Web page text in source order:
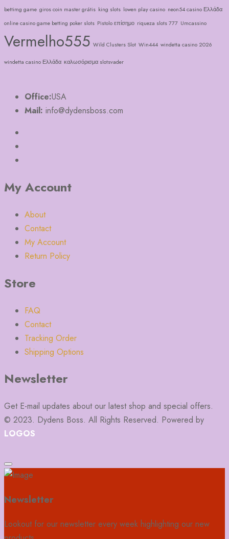
bettimg game giros coin master grátis king slots lowen play casino neon54 casino Ελλάδα
online casino game betting poker slots Pistolo επίσημο riqueza slots 777 Umcassino
Vermelho555 Wild Clusters Slot Win444 windetta casino 2026
windetta casino Ελλάδα καλωσόρισμα slotsvader
Office:USA
Mail: info@dydensboss.com
My Account
About
Contact
My Account
Return Policy
Store
FAQ
Contact
Tracking Order
Shipping Options
Newsletter
Get E-mail updates about our latest shop and special offers.
© 2023. Dydens Boss. All Rights Reserved. Powered by
LOGOS
Newsletter
Lookout for our newsletter every week highlighting our new